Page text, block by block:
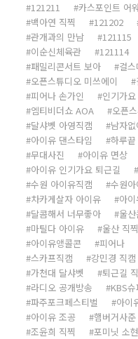
121211
카스포인트 어
백아연 직찍
121202
관개과의 만남
121115
이순신체육관
121114
패밀리콘서트 보아
걸
오픈스튜디오 미쓰에이
피어나 손가인
인기가
엠티비더쇼 AOA
오픈
달샤벳 아영직캠
남자
아이유 댄스타임
하루끝
무대사진
아이유 면상
아이유 인기가요 퇴근길
수원 아이유직캠
수원아
차카게살자 아이유
아
달콤해서 너무좋아
울
마틸다 아이유
울산 직찍
아이유앵콜콘
피어나
스카프직캠
강민경 직캠
가천대 달샤벳
퇴근길
라디오 공개방송
KBS
파주포크페스티벌
아이
아이유 조공
햄버거사
조윤희 직찍
포미닛 소